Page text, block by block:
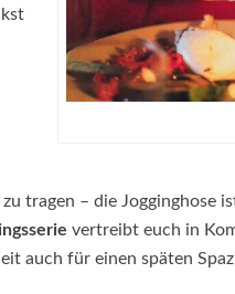
tragen – die Jogginghose
vertreibt euch in
auch für einen späten